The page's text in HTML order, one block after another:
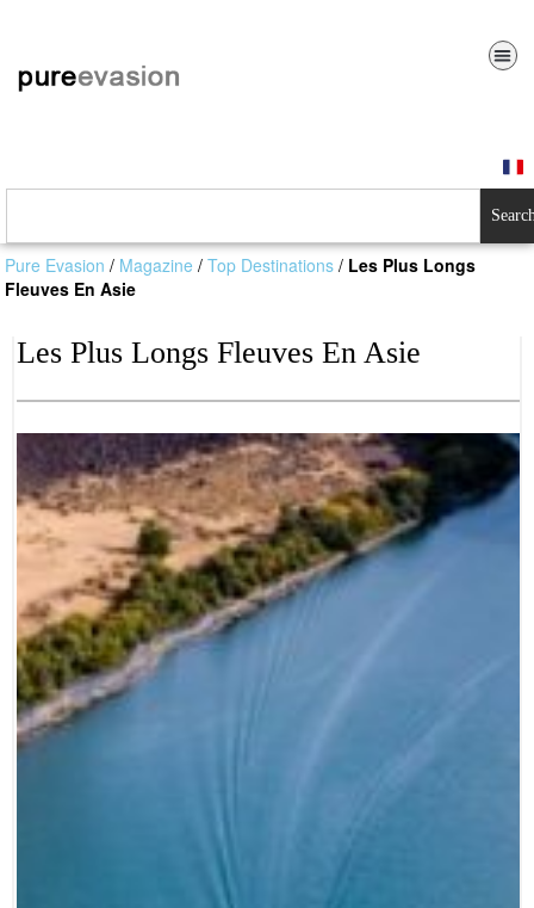
Pure Evasion / Magazine /Top Destinations / Les Plus Longs
Fleuves En Asie
Les Plus Longs Fleuves En Asie